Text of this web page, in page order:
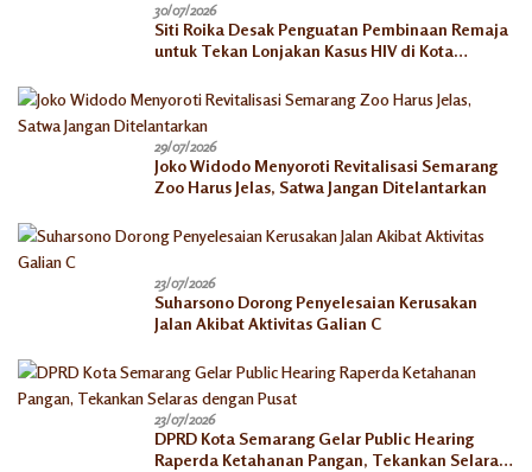
30/07/2026
Siti Roika Desak Penguatan Pembinaan Remaja
untuk Tekan Lonjakan Kasus HIV di Kota
29/07/2026
Joko Widodo Menyoroti Revitalisasi Semarang
Zoo Harus Jelas, Satwa Jangan Ditelantarkan
23/07/2026
Suharsono Dorong Penyelesaian Kerusakan
Jalan Akibat Aktivitas Galian C
23/07/2026
DPRD Kota Semarang Gelar Public Hearing
Raperda Ketahanan Pangan, Tekankan Selaras